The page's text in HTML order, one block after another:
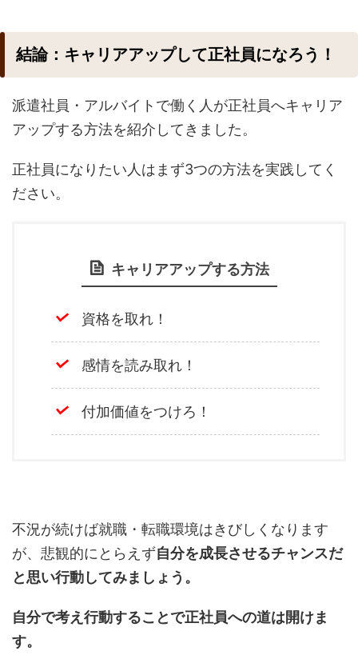
結論：キャリアアップして正社員になろう！
派遣社員・アルバイトで働く人が正社員へキャリア
アップする方法を紹介してきました。
正社員になりたい人はまず3つの方法を実践してく
ださい。
キャリアアップする方法
資格を取れ！
感情を読み取れ！
付加価値をつけろ！
不況が続けば就職・転職環境はきびしくなります
が、悲観的にとらえず自分を成長させるチャンスだ
と思い行動してみましょう。
自分で考え行動することで正社員への道は開けま
す。